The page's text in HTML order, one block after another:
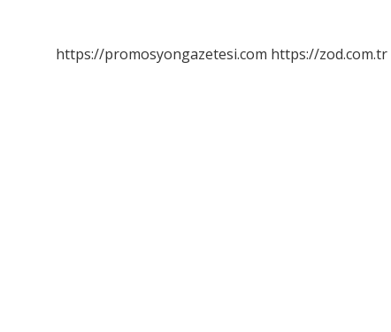
https://promosyongazetesi.com https://zod.com.tr